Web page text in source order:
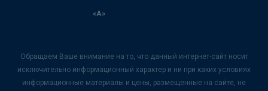
«А»
Обращаем Ваше внимание на то, что данный интернет-сайт носит
исключительно информационный характер и ни при каких условиях
информационные материалы и цены, размещенные на сайте, не